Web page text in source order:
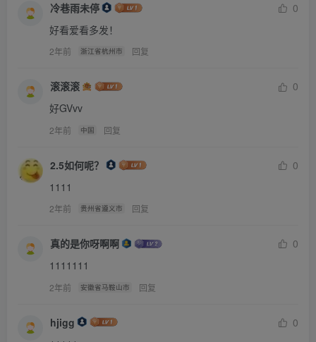
张金瓜怀里，撒娇地告诉姐姐知道错了、会好好吃饭。
张金瓜欣慰地摸摸妹妹的后背，享受因为“一颗青菜”中断的
温情时刻。
“姐姐不想挨打……”张小瓜刚从误会中走出来，享受着爱的
温暖，不想挨打。姐姐打起屁股来可疼了。
“姐姐也不想打你，但是必须要给你一个教训知道吗？”张金
瓜把怀里的小瓜拿出来，猜着妹妹晚饭没吃饱，也舍不得下
手太重，索性给一个机会。
“因为……因为小瓜没有吃青菜。”说完又想往怀里钻，张金
瓜阻止了她，看着她的眼睛认真地说：
“因为一些外在的小事就怀疑姐姐不爱你，就赌气，明知不
“嗯……”小瓜点点头。“小瓜知道错了，请姐姐打我。”说
冷巷雨未停
0
好看爱看多发！
2年前 浙江省杭州市 回复
滚滚滚
0
好GVvv
2年前 中国 回复
2.5如何呢？
0
1111
2年前 贵州省遵义市 回复
真的是你呀啊啊
0
1111111
2年前 安徽省马鞍山市 回复
hjigg
0